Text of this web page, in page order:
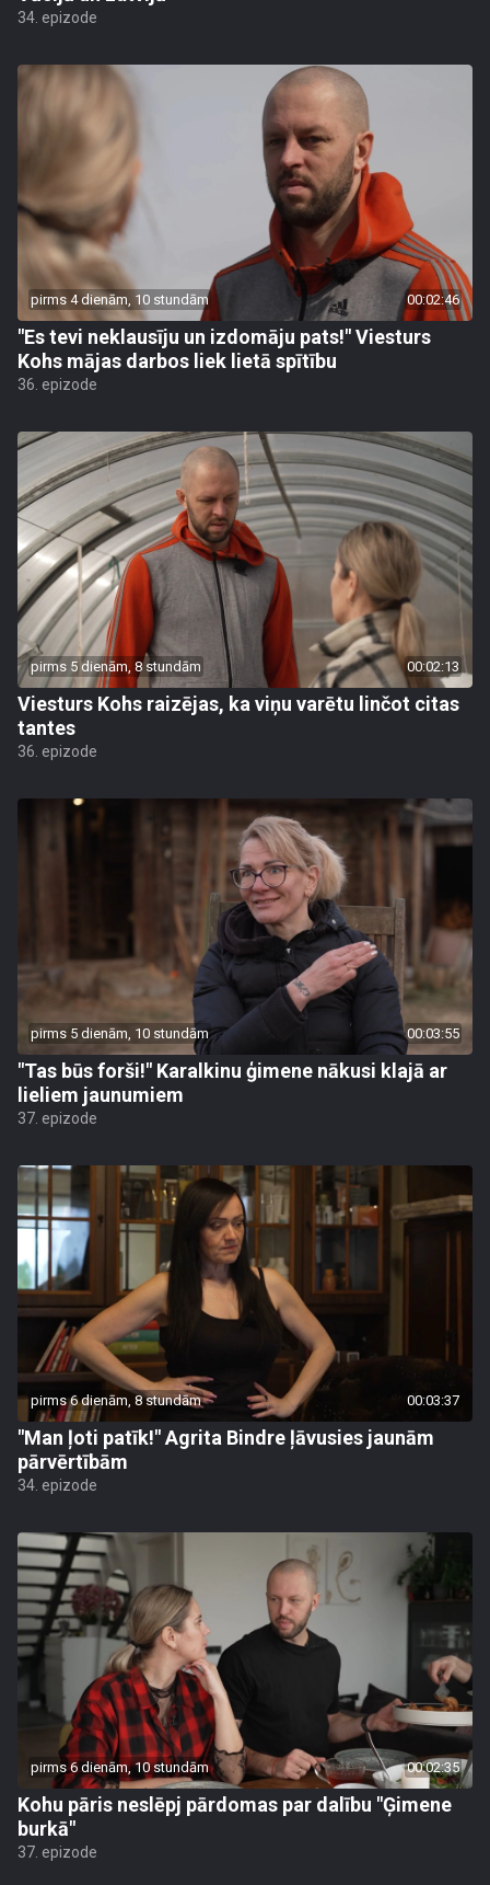
34. epizode
pirms 4 dienām, 10 stundām 00:02:46
"Es tevi neklausīju un izdomāju pats!" Viesturs
Kohs mājas darbos liek lietā spītību
36. epizode
pirms 5 dienām, 8 stundām 00:02:13
Viesturs Kohs raizējas, ka viņu varētu linčot citas
tantes
36. epizode
pirms 5 dienām, 10 stundām 00:03:55
"Tas būs forši!" Karalkinu ģimene nākusi klajā ar
lieliem jaunumiem
37. epizode
pirms 6 dienām, 8 stundām 00:03:37
"Man ļoti patīk!" Agrita Bindre ļāvusies jaunām
pārvērtībām
34. epizode
pirms 6 dienām, 10 stundām 00:02:35
Kohu pāris neslēpj pārdomas par dalību "Ģimene
burkā"
37. epizode